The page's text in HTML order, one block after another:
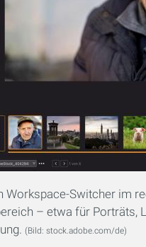
Workspace-Switcher im
– etwa für Porträts,
(Bild: stock.adobe.com/de)